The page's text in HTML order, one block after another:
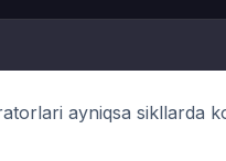
ayniqsa sikllarda